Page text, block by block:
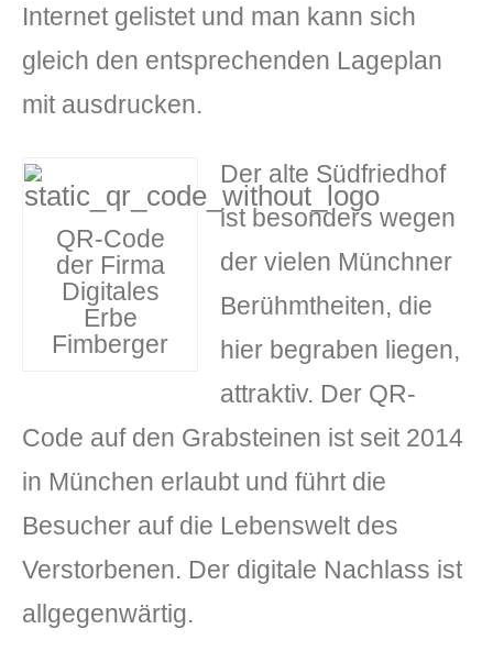
Internet gelistet und man kann sich
gleich den entsprechenden Lageplan
mit ausdrucken.
QR-Code
der Firma
Digitales
Erbe
Fimberger
Der alte Südfriedhof
ist besonders wegen
der vielen Münchner
Berühmtheiten, die
hier begraben liegen,
attraktiv. Der QR-
Code auf den Grabsteinen ist seit 2014
in München erlaubt und führt die
Besucher auf die Lebenswelt des
Verstorbenen. Der digitale Nachlass ist
allgegenwärtig.